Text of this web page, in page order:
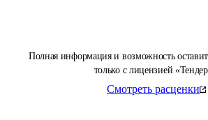
Полная информация и возможность
только с лицензией
Смотреть расценки